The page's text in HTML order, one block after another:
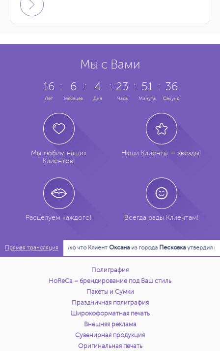
Мы с Вами
16
Лет
: 6
Месяцев
: 4
Дня
: 23
Часа
: 51
Минута
: 37
Секунд
Мы любим наших
Клиентов!
Наши Клиенты — звезды!
Расцелуем каждого! Всегда рады Клиентам!
Прямая трансляция
23:44:33 Только что КлиентОксанаиз городаПесковкаутвердил в печать
Полиграфия
HoReCa – брендирование под Ваш стиль
Пакеты и Сумки
Праздничная полиграфия
Широкоформатная печать
Внешняя реклама
Сувенирная продукция
Оригинальная печать